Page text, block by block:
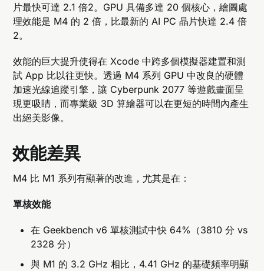
片最快可達 2.1 倍2。GPU 具備多達 20 個核心，繪圖處
理效能是 M4 的 2 倍，比最新的 AI PC 晶片快達 2.4 倍
2。
效能的巨大提升使得在 Xcode 中跨多個模擬器建置和測
試 App 比以往更快。透過 M4 系列 GPU 中改良的硬體
加速光線追蹤引擎，讓 Cyberpunk 2077 等遊戲畫面呈
現更吸睛，而專業級 3D 算繪器可以在更短的時間內產生
出絕美影像。
效能差異
M4 比 M1 系列有顯著的改進，尤其是在：
單核效能
在 Geekbench v6 單核測試中快 64%（3810 分 vs
2328 分）
與 M1 的 3.2 GHz 相比，4.41 GHz 的基礎頻率明顯